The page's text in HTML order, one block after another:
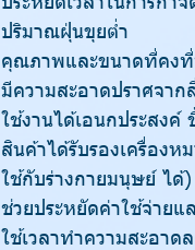
ปริมาณฝุ่นขุยต่ำ
คุณภาพและขนาดที่คง
มีความสะอาดปราศจาก
ใช้งานได้เอนกประสงค์
สินค้าได้รับรองเครื่อง
ใช้กับร่างกายมนุษย์ ได้)
ช่วยประหยัดค่าใช้จ่าย
ใช้เวลาทำความสะอาด